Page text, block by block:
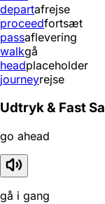
departafrejse
proceedfortsæt
passaflevering
walkgå
headplaceholder
journeyrejse
Udtryk & Fast
go ahead
gå i gang